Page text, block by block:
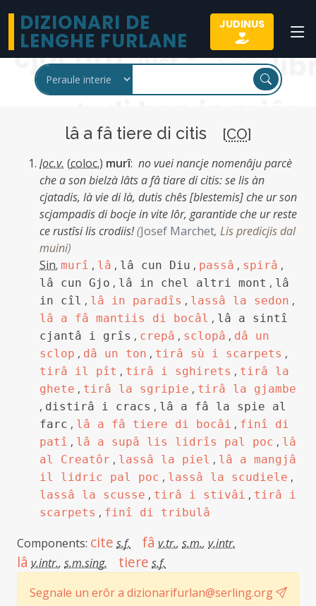
DIZIONARI DE
LENGHE FURLANE
JUDINUS
lâ a fâ tiere di citis [CO]
loc.v. (coloc.) murî: no vuei nancje nomenâju parcè
che a son bielzà lâts a fâ tiare di citis: se lis àn
cjatadis, là vie di là, dutis chês [blestemis] che ur son
scjampadis di bocje in vite lôr, garantide che ur reste
ce rustîsi lis crodiis!(Josef Marchet, Lis predicjis dal
muini)
Sin. murî , lâ , lâ cun Diu , passâ , spirâ ,
lâ cun Gjo , lâ in chel altri mont , lâ
in cîl , lâ in paradîs , lassâ la sedon ,
lâ a fâ mantiis di bocâl , lâ a sintî
cjantâ i grîs , crepâ , sclopâ , dâ un
sclop , dâ un ton , tirâ sù i scarpets ,
tirâ il pît , tirâ i sghirets , tirâ la
ghete , tirâ la sgripie , tirâ la gjambe
, distirâ i cracs , lâ a fâ la spie al
farc , lâ a fâ tiere di bocâi , finî di
patî , lâ a supâ lis lidrîs pal poc , lâ
al Creatôr , lassâ la piel , lâ a mangjâ
il lidric pal poc , lassâ la scudiele ,
lassâ la scusse , tirâ i stivâi , tirâ i
scarpets , finî di tribulâ
Components: cite s.f. fâ v.tr., s.m., v.intr.
lâ v.intr., s.m.sing. tiere s.f.
Segnale un erôr a dizionarifurlan@serling.org